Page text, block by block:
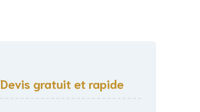
Devis gratuit et rapide